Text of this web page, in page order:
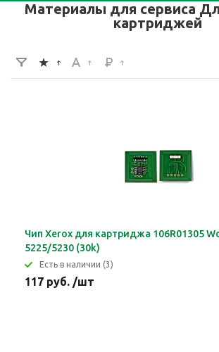
Материалы для сервиса
картриджей
Чип Xerox для картриджа 106R01305
5225/5230 (30k)
Eсть в наличии (3)
117 руб. /шт